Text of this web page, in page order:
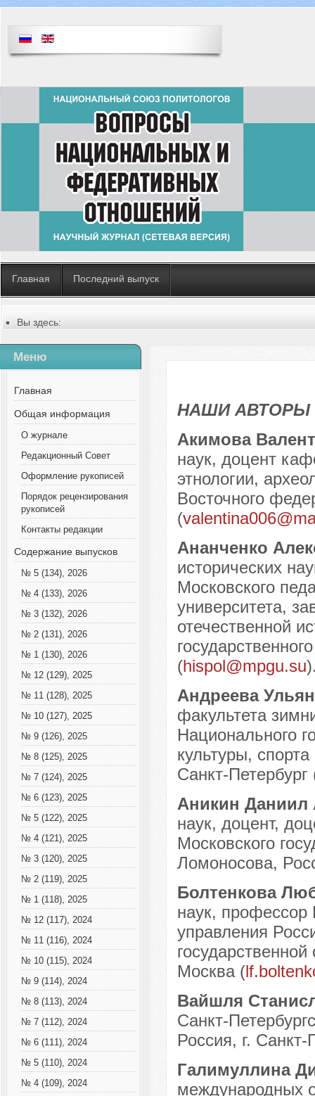
Главная Последний выпуск
Вы здесь:
Содержание выпусков
№ 12 (57), 2019
Русский
Содержание выпусков
Наши авторы № 12-2019
Меню
Главная
Общая информация
О журнале
Редакционный Совет
Оформление рукописей
Порядок рецензирования
рукописей
Контакты редакции
Содержание выпусков
№ 5 (134), 2026
№ 4 (133), 2026
№ 3 (132), 2026
№ 2 (131), 2026
№ 1 (130), 2026
№ 12 (129), 2025
№ 11 (128), 2025
№ 10 (127), 2025
№ 9 (126), 2025
№ 8 (125), 2025
№ 7 (124), 2025
№ 6 (123), 2025
№ 5 (122), 2025
№ 4 (121), 2025
№ 3 (120), 2025
№ 2 (119), 2025
№ 1 (118), 2025
№ 12 (117), 2024
№ 11 (116), 2024
№ 10 (115), 2024
№ 9 (114), 2024
№ 8 (113), 2024
№ 7 (112), 2024
№ 6 (111), 2024
№ 5 (110), 2024
№ 4 (109), 2024
НАШИ АВТОРЫ
Акимова
наук, доцент
этнологии,
Восточного
(
Ананченко
исторических
Московского
университета,
отечественной
(hispol@mpgu.su
Андреева
факультета
Национального
культуры,
Санкт-Петербург
Аникин Даниил
наук, доцент,
Московского
Ломоносова,
Болтенкова
наук, профессор
управления
Москва (
Вайшля
Санкт-
Россия, г. Санкт-
Галимуллина
международных